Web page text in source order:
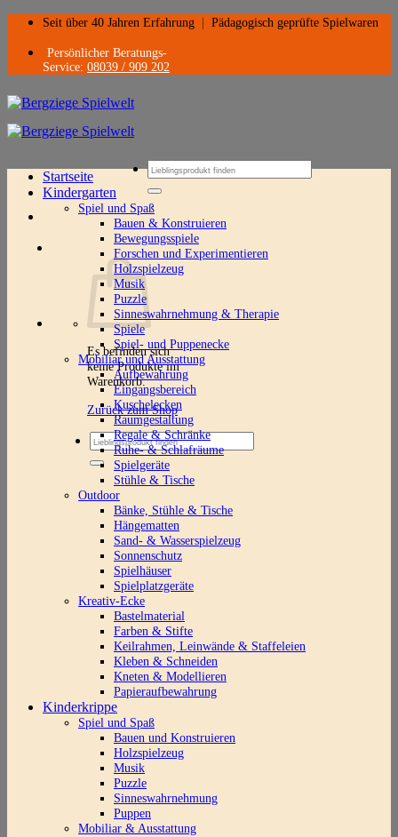
Zum
springen
Seit über 40 Jahren Erfahrung Pädagogisch geprüfte Spielwaren
Persönlicher Beratungs-
Service: 08039 / 909 202
Suchen
nach:
Es befinden sich
keine Produkte im
Warenkorb.
Zurück zum Shop
Suchen
nach:
Startseite
Kindergarten
Spiel und Spaß
Bauen & Konstruieren
Bewegungsspiele
Forschen und Experimentieren
Holzspielzeug
Musik
Puzzle
Sinneswahrnehmung & Therapie
Spiele
Spiel- und Puppenecke
Mobiliar und Ausstattung
Aufbewahrung
Eingangsbereich
Kuschelecken
Raumgestaltung
Regale & Schränke
Ruhe- & Schlafräume
Spielgeräte
Stühle & Tische
Outdoor
Bänke, Stühle & Tische
Hängematten
Sand- & Wasserspielzeug
Sonnenschutz
Spielhäuser
Spielplatzgeräte
Kreativ-Ecke
Bastelmaterial
Farben & Stifte
Keilrahmen, Leinwände & Staffeleien
Kleben & Schneiden
Kneten & Modellieren
Papieraufbewahrung
Kinderkrippe
Spiel und Spaß
Bauen und Konstruieren
Holzspielzeug
Musik
Puzzle
Sinneswahrnehmung
Puppen
Mobiliar & Ausstattung